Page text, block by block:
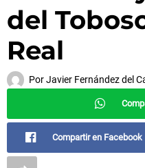
del
Real
PorJavier Fernández del
Compartir en Facebook